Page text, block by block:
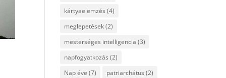
kártyaelemzés (4)
meglepetések(2)
mesterséges intelligencia (3)
napfogyatkozás (2)
Nap éve (7) patriarchátus (2)